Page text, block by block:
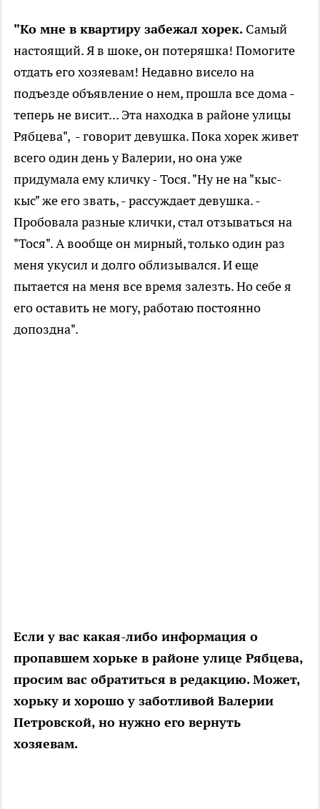
"Ко мне в квартиру забежал хорек. Самый
настоящий. Я в шоке, он потеряшка! Помогите
отдать его хозяевам! Недавно висело на
подъезде объявление о нем, прошла все дома -
теперь не висит... Эта находка в районе улицы
Рябцева", - говорит девушка. Пока хорек живет
всего один день у Валерии, но она уже
придумала ему кличку - Тося. "Ну не на "кыс-
кыс" же его звать, - рассуждает девушка. -
Пробовала разные клички, стал отзываться на
"Тося". А вообще он мирный, только один раз
меня укусил и долго облизывался. И еще
пытается на меня все время залезть. Но себе я
его оставить не могу, работаю постоянно
допоздна".
Если у вас какая-либо информация о
пропавшем хорьке в районе улице Рябцева,
просим вас обратиться в редакцию. Может,
хорьку и хорошо у заботливой Валерии
Петровской, но нужно его вернуть
хозяевам.